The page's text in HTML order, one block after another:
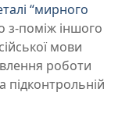
“мирного
з-поміж іншого
мови
роботи
підконтрольній